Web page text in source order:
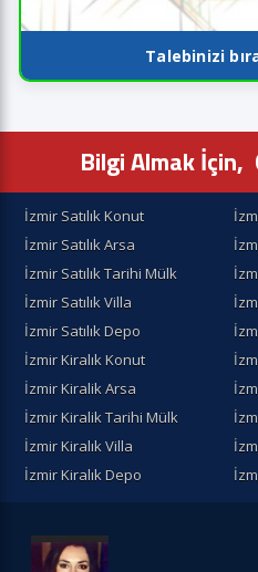
Talebinizi
Bilgi Almak İçin,
İzmir Satılık Konut
İzmir Satılık Arsa
İzmir Satılık Tarihi Mülk
İzmir Satılık Villa
İzmir Satılık Depo
İzmir Kiralık Konut
İzmir Kiralik Arsa
İzmir Kiralik Tarihi Mülk
İzmir Kiralık Villa
İzmir Kiralık Depo